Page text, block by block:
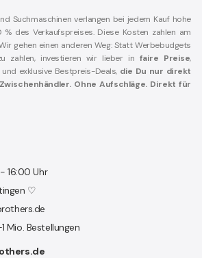
Suchmaschinen verlangen bei jedem Kauf hohe
des Verkaufspreises. Diese Kosten zahlen am
gehen einen anderen Weg: Statt Werbebudgets
zahlen, investieren wir lieber in faire Preise,
und exklusive Bestpreis-Deals, die Du nur direkt
Ohne Aufschläge. Direkt für
16:00 Uhr
♡
Mio. Bestellungen